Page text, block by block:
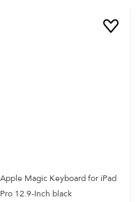
Apple Magic Keyboard for iPad
Pro 12.9-Inch black